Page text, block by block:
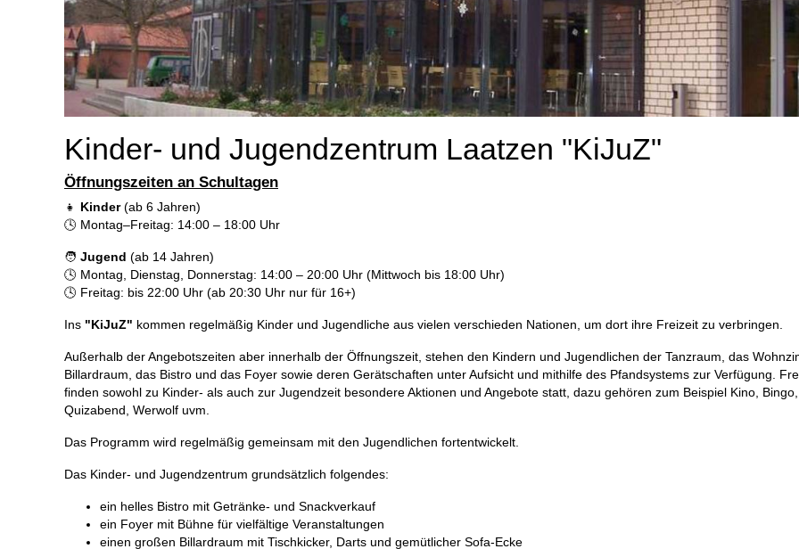
Kinder- und Jugendzentrum Laatzen "KiJuZ"
Öffnungszeiten an Schultagen
👧 Kinder(ab 6 Jahren)
🕓 Montag–Freitag: 14:00 – 18:00 Uhr
🧑 Jugend (ab 14 Jahren)
🕓 Montag, Dienstag, Donnerstag: 14:00 – 20:00 Uhr (Mittwoch bis 18:00 Uhr)
🕓 Freitag: bis 22:00 Uhr (ab 20:30 Uhr nur für 16+)
Ins "KiJuZ" kommen regelmäßig Kinder und Jugendliche aus vielen verschieden Nationen, um dort ihre Freizeit zu verbringen.
Außerhalb der Angebotszeiten aber innerhalb der Öffnungszeit, stehen den Kindern und Jugendlichen der Tanzraum, das
Billardraum, das Bistro und das Foyer sowie deren Gerätschaften unter Aufsicht und mithilfe des Pfandsystems zur Verfügung.
finden sowohl zu Kinder- als auch zur Jugendzeit besondere Aktionen und Angebote statt, dazu gehören zum Beispiel Kino,
Quizabend, Werwolf uvm.
Das Programm wird regelmäßig gemeinsam mit den Jugendlichen fortentwickelt.
Das Kinder- und Jugendzentrum grundsätzlich folgendes:
ein helles Bistro mit Getränke- und Snackverkauf
ein Foyer mit Bühne für vielfältige Veranstaltungen
einen großen Billardraum mit Tischkicker, Darts und gemütlicher Sofa-Ecke